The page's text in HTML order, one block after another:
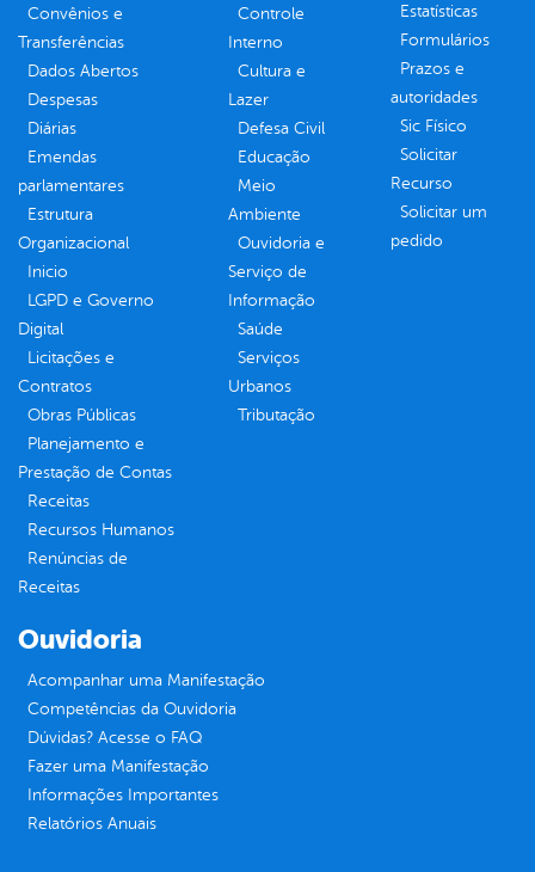
Convênios e
Transferências
Dados Abertos
Despesas
Diárias
Emendas
parlamentares
Estrutura
Organizacional
Inicio
LGPD e Governo
Digital
Licitações e
Contratos
Obras Públicas
Planejamento e
Prestação de Contas
Receitas
Recursos Humanos
Renúncias de
Receitas
Controle
Interno
Cultura e
Lazer
Defesa Civil
Educação
Meio
Ambiente
Ouvidoria e
Serviço de
Informação
Saúde
Serviços
Urbanos
Tributação
Estatísticas
Formulários
Prazos e
autoridades
Sic Físico
Solicitar
Recurso
Solicitar um
pedido
Ouvidoria
Acompanhar uma Manifestação
Competências da Ouvidoria
Dúvidas? Acesse o FAQ
Fazer uma Manifestação
Informações Importantes
Relatórios Anuais